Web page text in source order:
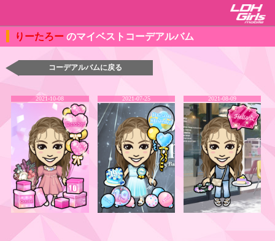
りーたろー のマイベストコーデアルバム
コーデアルバムに戻る
2021-10-08 2021-07-25 2021-08-09